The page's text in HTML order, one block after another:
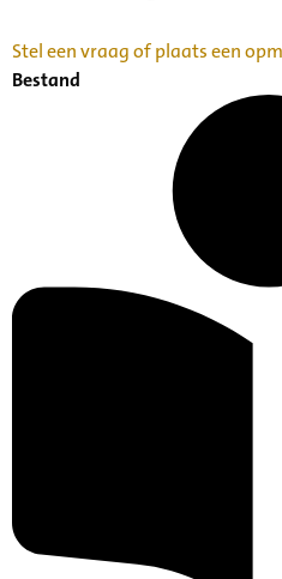
Stel een vraag of plaats een
Bestand